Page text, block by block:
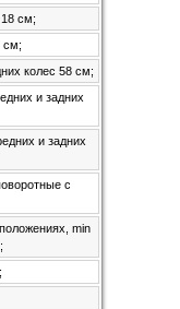
см;
см;
колес 58 см;
и задних
и задних
с
min